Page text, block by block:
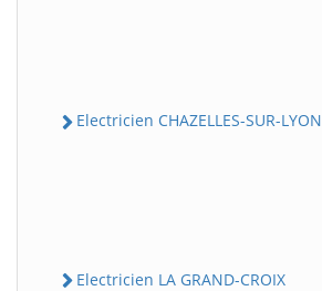
Electricien CHAZELLES-SUR-LYON
Electricien LA GRAND-CROIX